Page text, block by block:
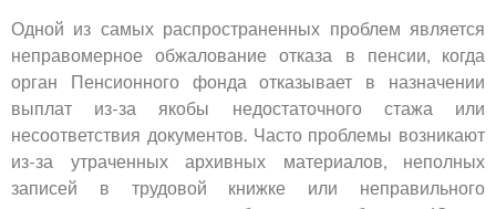
Одной из самых распространенных проблем является
неправомерное обжалование отказа в пенсии, когда
орган Пенсионного фонда отказывает в назначении
выплат из-за якобы недостаточного стажа или
несоответствия документов. Часто проблемы возникают
из-за утраченных архивных материалов, неполных
записей в трудовой книжке или неправильного